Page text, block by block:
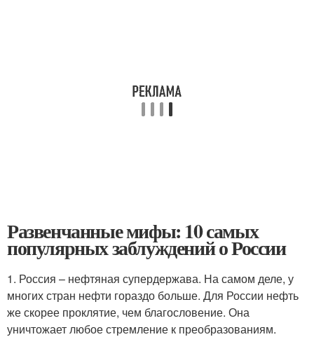
Развенчанные мифы: 10 самых
популярных заблуждений о России
1. Россия – нефтяная супердержава. На самом деле, у
многих стран нефти гораздо больше. Для России нефть
же скорее проклятие, чем благословение. Она
уничтожает любое стремление к преобразованиям.